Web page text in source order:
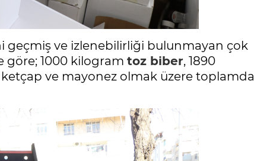
ve izlenebilirliği bulunmayan çok
göre; 1000 kilogram toz biber, 1890
ketçap ve mayonez olmak üzere toplamda